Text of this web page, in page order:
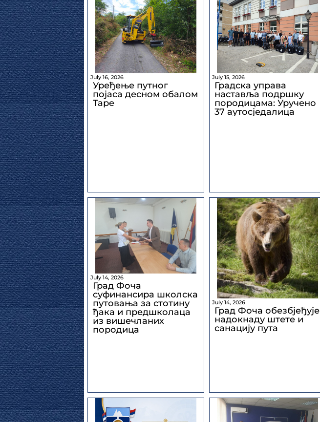
July 16, 2026
Уређење путног
појаса десном обалом
Таре
July 15, 2026
Градска управа
наставља подршку
породицама: Уручено
37 аутосједалица
July 14, 2026
Град Фоча
суфинансира школска
путовања за стотину
ђака и предшколаца
из вишечланих
породица
July 14, 2026
Град Фоча обезбјеђује
надокнаду штете и
санацију пута